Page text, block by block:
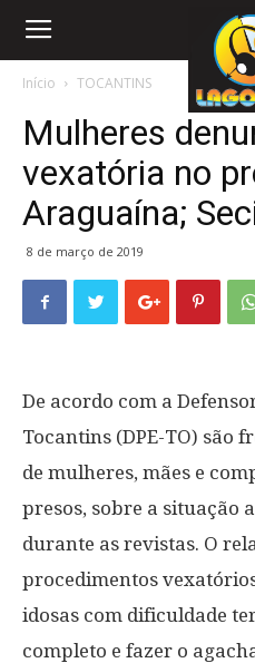
Início TOCANTINS
Mulheres
vexatória no
Araguaína;
8 de março de 2019
De acordo com a
Tocantins (DPE-TO) são
de mulheres, mães e
presos, sobre a situação
durante as revistas. O
procedimentos
idosas com dificuldade
completo e fazer o